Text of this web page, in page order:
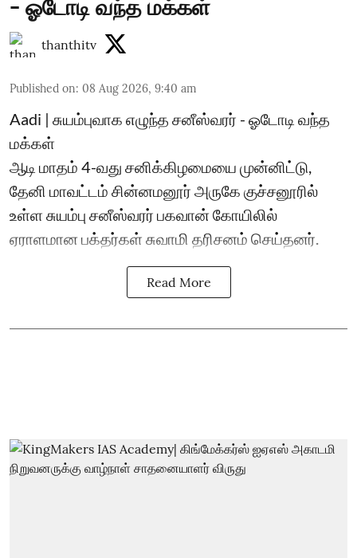
- ஓடோடி வந்த மக்கள்
thanthitv
Published on: 08 Aug 2026, 9:40 am
Aadi | சுயம்புவாக எழுந்த சனீஸ்வரர் - ஓடோடி வந்த
மக்கள்
ஆடி மாதம் 4-வது சனிக்கிழமையை முன்னிட்டு,
தேனி மாவட்டம் சின்னமனூர் அருகே குச்சனூரில்
உள்ள சுயம்பு சனீஸ்வரர் பகவான் கோயிலில்
ஏராளமான பக்தர்கள் சுவாமி தரிசனம் செய்தனர்.
Read More